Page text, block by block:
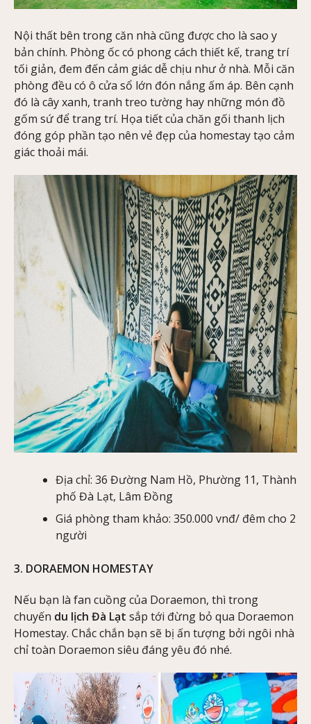
Nội thất bên trong căn nhà cũng được cho là sao y
bản chính. Phòng ốc có phong cách thiết kế, trang trí
tối giản, đem đến cảm giác dễ chịu như ở nhà. Mỗi căn
phòng đều có ô cửa sổ lớn đón nắng ấm áp. Bên cạnh
đó là cây xanh, tranh treo tường hay những món đồ
gốm sứ để trang trí. Họa tiết của chăn gối thanh lịch
đóng góp phần tạo nên vẻ đẹp của homestay tạo cảm
giác thoải mái.
Địa chỉ: 36 Đường Nam Hồ, Phường 11, Thành
phố Đà Lạt, Lâm Đồng
Giá phòng tham khảo: 350.000 vnđ/ đêm cho 2
người
3. DORAEMON HOMESTAY
Nếu bạn là fan cuồng của Doraemon, thì trong
chuyến du lịch Đà Lạt sắp tới đừng bỏ qua Doraemon
Homestay. Chắc chắn bạn sẽ bị ấn tượng bởi ngôi nhà
chỉ toàn Doraemon siêu đáng yêu đó nhé.